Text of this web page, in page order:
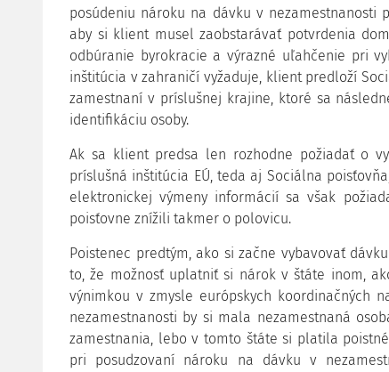
posúdeniu nároku na dávku v nezamestnanosti
aby si klient musel zaobstarávať potvrdenia
odbúranie byrokracie a výrazné uľahčenie pri
inštitúcia v zahraničí vyžaduje, klient predloží
zamestnaní v príslušnej krajine, ktoré sa
identifikáciu osoby.
Ak sa klient predsa len rozhodne požiadať o
príslušná inštitúcia EÚ, teda aj Sociálna
elektronickej výmeny informácií sa však
poisťovne znížili takmer o polovicu.
Poistenec predtým, ako si začne vybavovať
to, že možnosť uplatniť si nárok v štáte inom,
výnimkou v zmysle európskych koordinačných
nezamestnanosti by si mala nezamestnaná
zamestnania, lebo v tomto štáte si platila
pri posudzovaní nároku na dávku v